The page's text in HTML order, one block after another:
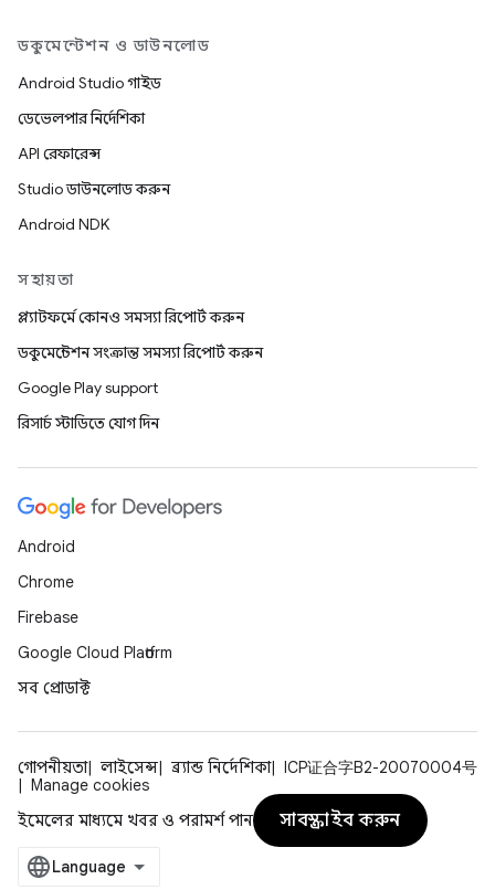
ডকুমেন্টেশন ও ডাউনলোড
Android Studio গাইড
ডেভেলপার নির্দেশিকা
API রেফারেন্স
Studio ডাউনলোড করুন
Android NDK
সহায়তা
প্ল্যাটফর্মে কোনও সমস্যা রিপোর্ট করুন
ডকুমেন্টেশন সংক্রান্ত সমস্যা রিপোর্ট করুন
Google Play support
রিসার্চ স্টাডিতে যোগ দিন
Android
Chrome
Firebase
Google Cloud Platform
সব প্রোডাক্ট
গোপনীয়তা লাইসেন্স ব্র্যান্ড নির্দেশিকা
ICP证合字B2-20070004号
Manage cookies
ইমেলের মাধ্যমে খবর ও পরামর্শ পান
সাবস্ক্রাইব করুন